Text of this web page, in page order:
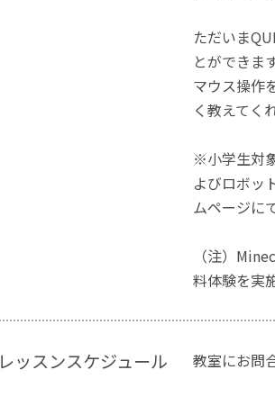
ただいま
とができま
マウス操作
く教えてく
※小学生対
よびロボッ
ムページに
（注）
料体験を実
レッスンスケジュール 教室にお問